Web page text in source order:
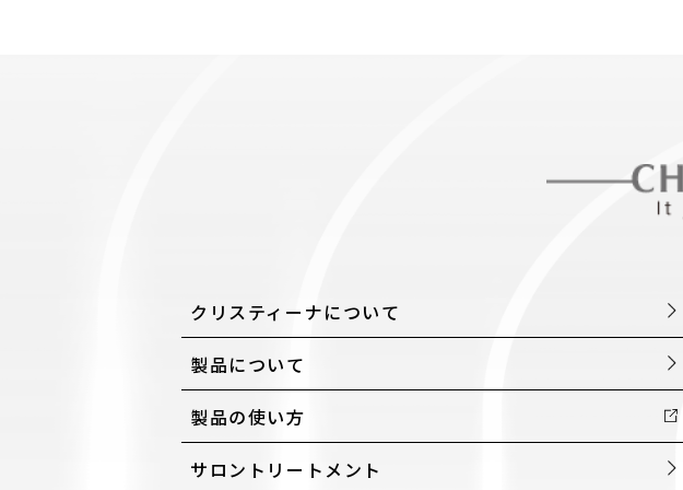
クリスティーナについて
製品について
製品の使い方
サロントリートメント